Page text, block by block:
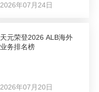
2026年07月24日
天元荣登2026 ALB海外
业务排名榜
2026年07月20日